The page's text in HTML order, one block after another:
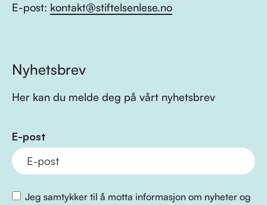
E-post: kontakt@stiftelsenlese.no
Nyhetsbrev
Her kan du melde deg på vårt nyhetsbrev
E-post
Jeg samtykker til å motta informasjon om nyheter og